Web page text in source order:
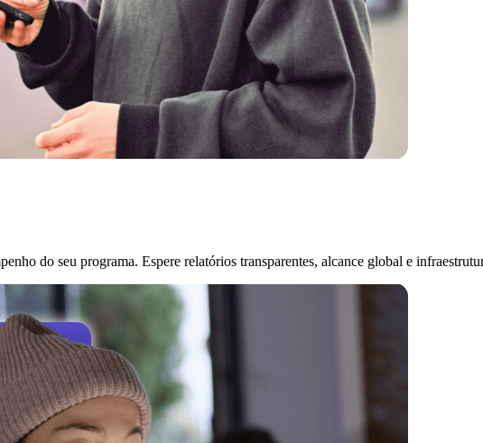
do seu programa. Espere relatórios transparentes, alcance global e